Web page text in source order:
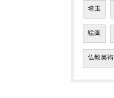
埼玉
絵画
仏教美術